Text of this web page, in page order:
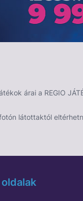
árai a REGIO
látottaktól